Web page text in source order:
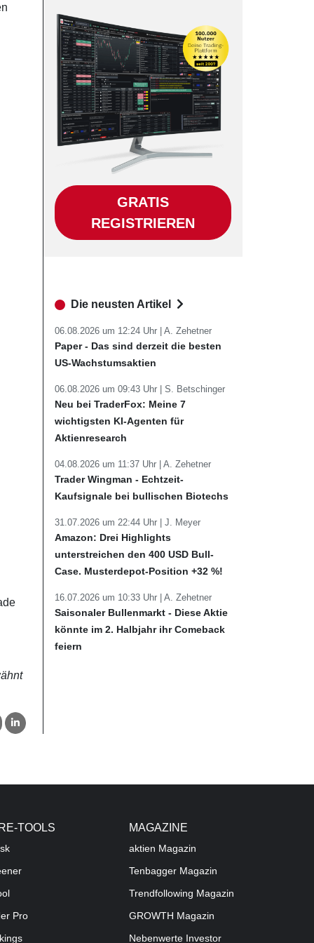
GRATIS
REGISTRIEREN
Die neusten Artikel
06.08.2026 um 12:24 Uhr | A. Zehetner
Paper - Das sind derzeit die besten
US-Wachstumsaktien
06.08.2026 um 09:43 Uhr | S. Betschinger
Neu bei TraderFox: Meine 7
wichtigsten KI-Agenten für
Aktienresearch
04.08.2026 um 11:37 Uhr | A. Zehetner
Trader Wingman - Echtzeit-
Kaufsignale bei bullischen Biotechs
31.07.2026 um 22:44 Uhr | J. Meyer
Amazon: Drei Highlights
unterstreichen den 400 USD Bull-
Case. Musterdepot-Position +32 %!
16.07.2026 um 10:33 Uhr | A. Zehetner
Saisonaler Bullenmarkt - Diese Aktie
könnte im 2. Halbjahr ihr Comeback
feiern
TOOLS
Pro
MAGAZINE
aktien Magazin
Tenbagger Magazin
Trendfollowing Magazin
GROWTH Magazin
Nebenwerte Investor